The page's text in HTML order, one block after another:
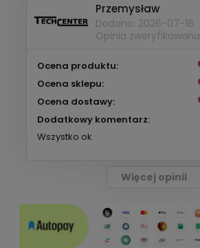
Przemysław
Dodano: 2026-07-16
Opinia zweryfikowana
Ocena produktu:
Ocena sklepu:
Ocena dostawy:
Dodatkowy komentarz:
Wszystko ok
Więcej opinii